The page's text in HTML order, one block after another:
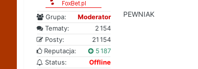
Grupa:
Moderator
Tematy:
2 154
Posty:
21 154
Reputacja:
5 187
Status:
Offline
PEWNIAK